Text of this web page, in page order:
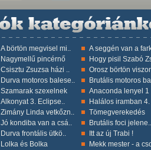
A börtön megvisel mi.. A seggén van a
Nagymellű pincérnő Hogy pisil Szabó
Csisztu Zsuzsa házi .. Orosz börtön
Durva motoros balese.. Brutális motoros
Szamarak szexelnek Anaconda lenyel 1
Alkonyat 3. Eclipse.. Halálos iramban 4.
Zimány Linda vetkőzn.. Tömegverekedés
Jó kondiba van a csá.. Brutális foci jelene..
Durva frontális ütkö.. Itt az új Trabi !
Lolka és Bolka Mekk mester - a